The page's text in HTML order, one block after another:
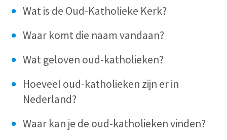
Wat is de Oud-Katholieke Kerk?
Waar komt die naam vandaan?
Wat geloven oud-katholieken?
Hoeveel oud-katholieken zijn er in
Nederland?
Waar kan je de oud-katholieken vinden?